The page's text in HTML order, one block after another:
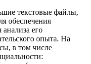
текстовые файлы,
обеспечения
его
опыта. На
в том числе